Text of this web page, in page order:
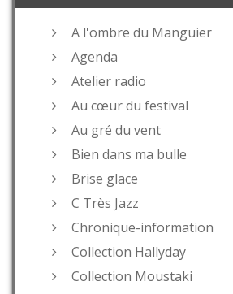
A l'ombre du Manguier
Agenda
Atelier radio
Au cœur du festival
Au gré du vent
Bien dans ma bulle
Brise glace
C Très Jazz
Chronique-information
Collection Hallyday
Collection Moustaki